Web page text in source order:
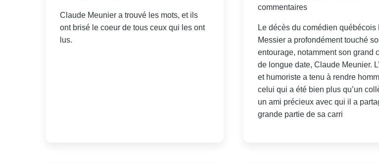
Claude Meunier a trouvé les mots, et ils
ont brisé le coeur de tous ceux qui les ont
lus.
commentaires
Le décès du comédien québécois
Messier a profondément touché
entourage, notamment son grand
de longue date, Claude Meunier.
et humoriste a tenu à rendre
celui qui a été bien plus qu’un
un ami précieux avec qui il a
grande partie de sa carri